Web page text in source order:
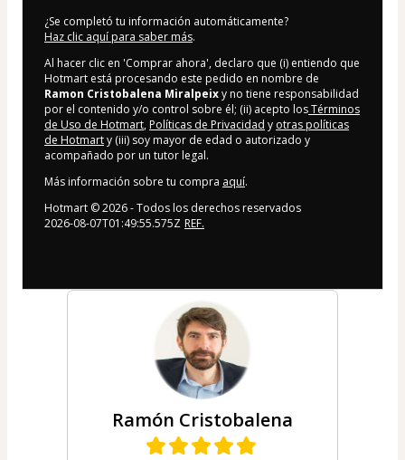
¿Se completó tu información automáticamente?
Haz clic aquí para saber más.
Al hacer clic en 'Comprar ahora', declaro que (i) entiendo que
Hotmart está procesando este pedido en nombre de
Ramon Cristobalena Miralpeixy no tiene responsabilidad
por el contenido y/o control sobre él; (ii) acepto losTérminos
de Uso de Hotmart, Políticas de Privacidad y otras políticas
de Hotmarty (iii) soy mayor de edad o autorizado y
acompañado por un tutor legal.
Más información sobre tu compra aquí.
Hotmart ©2026- Todos los derechos reservados
2026-08-07T01:49:55.575Z REF.
Ramón Cristobalena